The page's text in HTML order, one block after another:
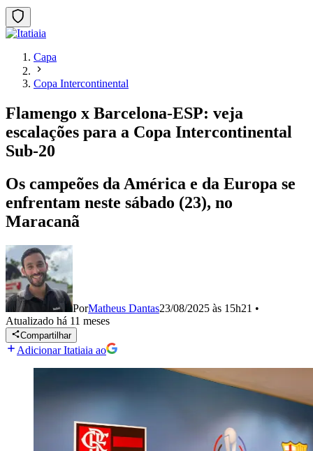
Capa
Copa Intercontinental
Flamengo x Barcelona-ESP: veja
escalações para a Copa Intercontinental
Sub-20
Os campeões da América e da Europa se
enfrentam neste sábado (23), no
Maracanã
PorMatheus Dantas23/08/2025 às 15h21 •
Atualizado há 11 meses
Compartilhar
Adicionar Itatiaia ao